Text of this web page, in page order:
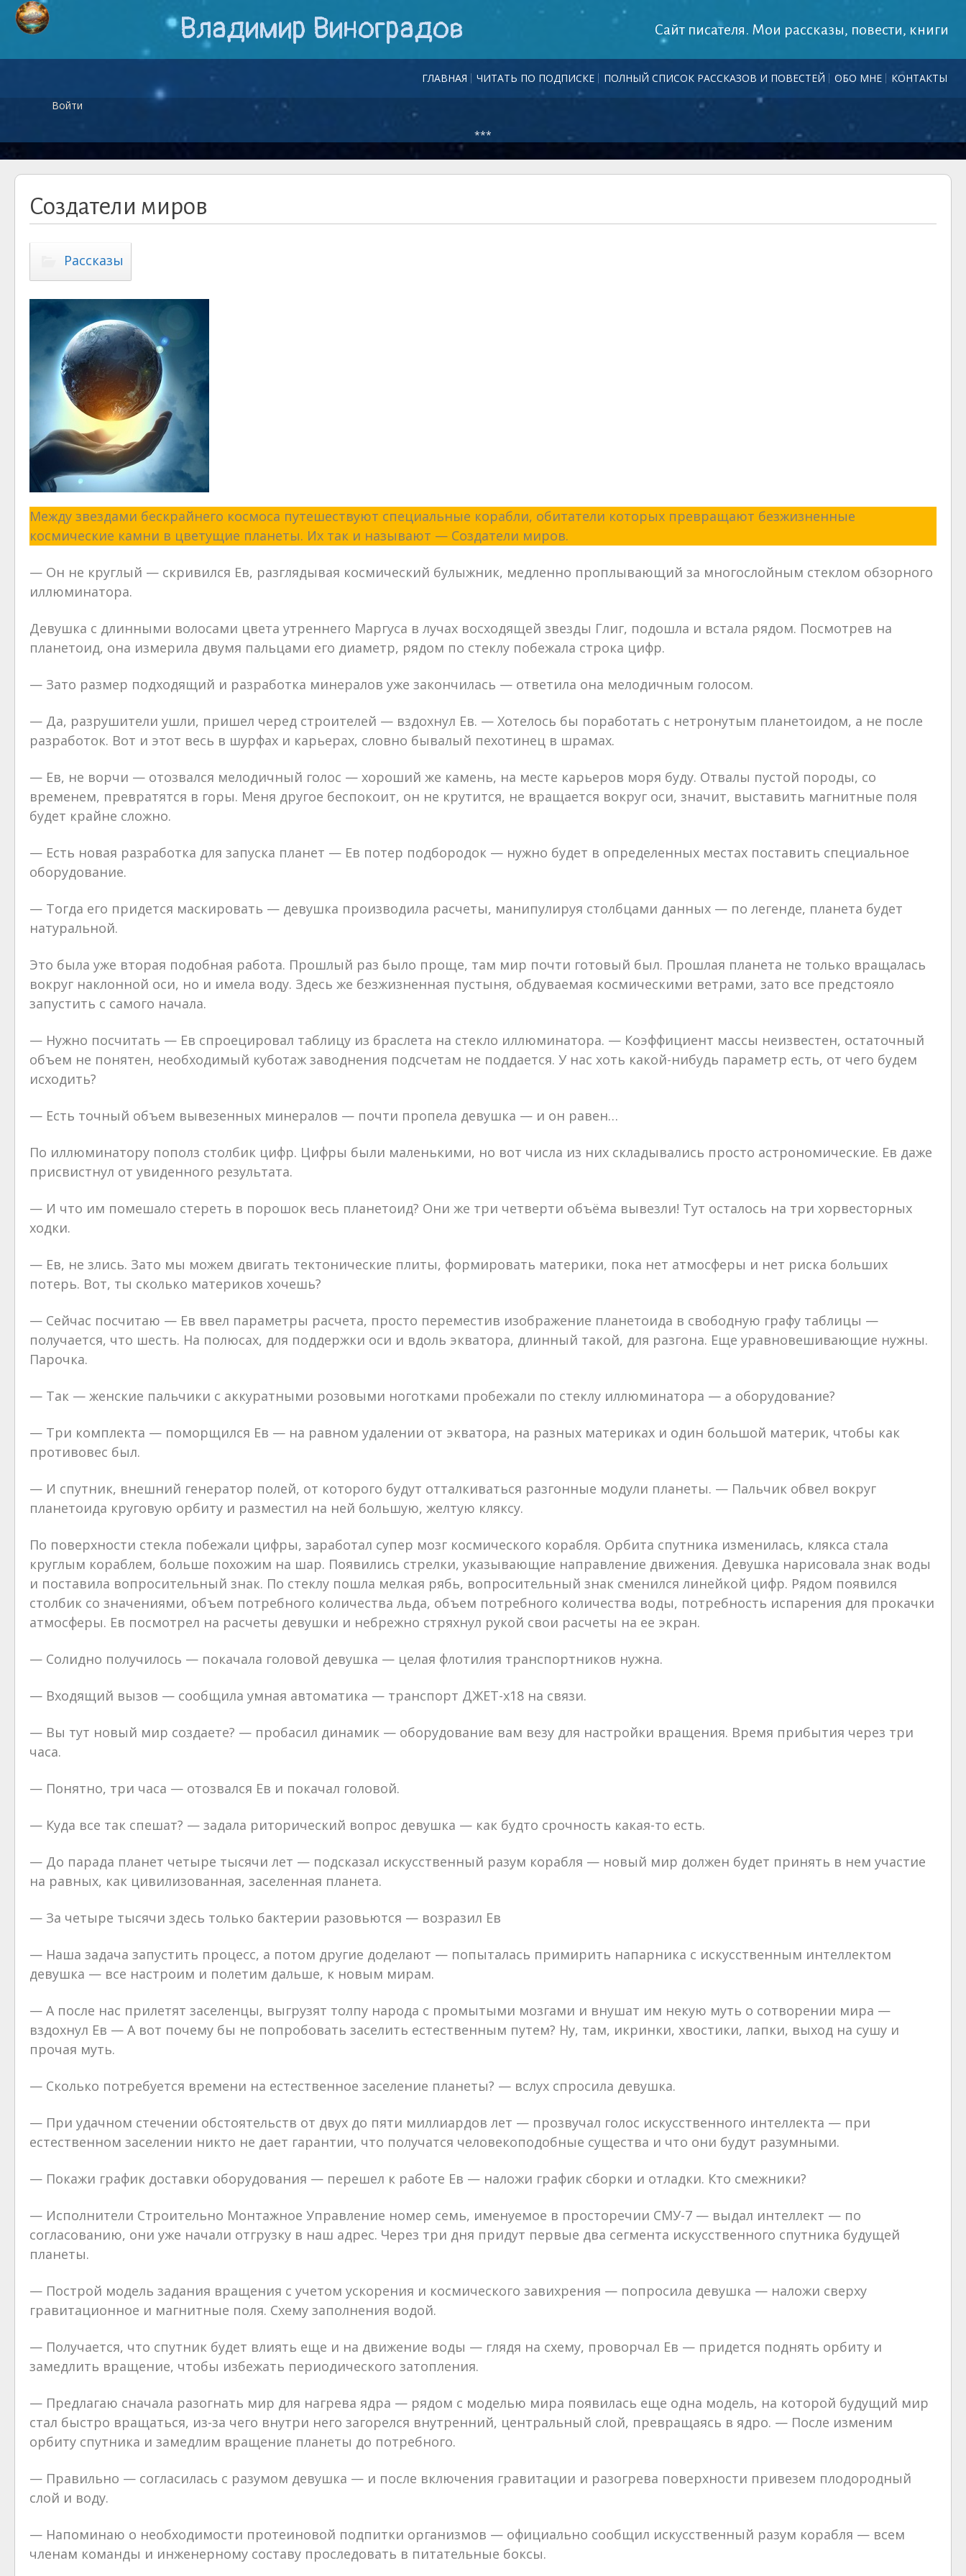
Владимир Виноградов Сайт писателя. Мои рассказы, повести, книги
ГЛАВНАЯ ЧИТАТЬ ПО ПОДПИСКЕ ПОЛНЫЙ СПИСОК РАССКАЗОВ И ПОВЕСТЕЙ ОБО МНЕ
КОНТАКТЫ
Войти
***
Создатели миров
Рассказы
Между звездами бескрайнего космоса путешествуют специальные корабли, обитатели которых превращают безжизненные
космические камни в цветущие планеты. Их так и называют — Создатели миров.
— Он не круглый — скривился Ев, разглядывая космический булыжник, медленно проплывающий за многослойным стеклом обзорного
иллюминатора.
Девушка с длинными волосами цвета утреннего Маргуса в лучах восходящей звезды Глиг, подошла и встала рядом. Посмотрев на
планетоид, она измерила двумя пальцами его диаметр, рядом по стеклу побежала строка цифр.
— Зато размер подходящий и разработка минералов уже закончилась — ответила она мелодичным голосом.
— Да, разрушители ушли, пришел черед строителей — вздохнул Ев. — Хотелось бы поработать с нетронутым планетоидом, а не после
разработок. Вот и этот весь в шурфах и карьерах, словно бывалый пехотинец в шрамах.
— Ев, не ворчи — отозвался мелодичный голос — хороший же камень, на месте карьеров моря буду. Отвалы пустой породы, со
временем, превратятся в горы. Меня другое беспокоит, он не крутится, не вращается вокруг оси, значит, выставить магнитные поля
будет крайне сложно.
— Есть новая разработка для запуска планет — Ев потер подбородок — нужно будет в определенных местах поставить специальное
оборудование.
— Тогда его придется маскировать — девушка производила расчеты, манипулируя столбцами данных — по легенде, планета будет
натуральной.
Это была уже вторая подобная работа. Прошлый раз было проще, там мир почти готовый был. Прошлая планета не только вращалась
вокруг наклонной оси, но и имела воду. Здесь же безжизненная пустыня, обдуваемая космическими ветрами, зато все предстояло
запустить с самого начала.
— Нужно посчитать — Ев спроецировал таблицу из браслета на стекло иллюминатора. — Коэффициент массы неизвестен, остаточный
объем не понятен, необходимый куботаж заводнения подсчетам не поддается. У нас хоть какой-нибудь параметр есть, от чего будем
исходить?
— Есть точный объем вывезенных минералов — почти пропела девушка — и он равен…
По иллюминатору пополз столбик цифр. Цифры были маленькими, но вот числа из них складывались просто астрономические. Ев даже
присвистнул от увиденного результата.
— И что им помешало стереть в порошок весь планетоид? Они же три четверти объёма вывезли! Тут осталось на три хорвесторных
ходки.
— Ев, не злись. Зато мы можем двигать тектонические плиты, формировать материки, пока нет атмосферы и нет риска больших
потерь. Вот, ты сколько материков хочешь?
— Сейчас посчитаю — Ев ввел параметры расчета, просто переместив изображение планетоида в свободную графу таблицы —
получается, что шесть. На полюсах, для поддержки оси и вдоль экватора, длинный такой, для разгона. Еще уравновешивающие нужны.
Парочка.
— Так — женские пальчики с аккуратными розовыми ноготками пробежали по стеклу иллюминатора — а оборудование?
— Три комплекта — поморщился Ев — на равном удалении от экватора, на разных материках и один большой материк, чтобы как
противовес был.
— И спутник, внешний генератор полей, от которого будут отталкиваться разгонные модули планеты. — Пальчик обвел вокруг
планетоида круговую орбиту и разместил на ней большую, желтую кляксу.
По поверхности стекла побежали цифры, заработал супер мозг космического корабля. Орбита спутника изменилась, клякса стала
круглым кораблем, больше похожим на шар. Появились стрелки, указывающие направление движения. Девушка нарисовала знак воды
и поставила вопросительный знак. По стеклу пошла мелкая рябь, вопросительный знак сменился линейкой цифр. Рядом появился
столбик со значениями, объем потребного количества льда, объем потребного количества воды, потребность испарения для прокачки
атмосферы. Ев посмотрел на расчеты девушки и небрежно стряхнул рукой свои расчеты на ее экран.
— Солидно получилось — покачала головой девушка — целая флотилия транспортников нужна.
— Входящий вызов — сообщила умная автоматика — транспорт ДЖЕТ-х18 на связи.
— Вы тут новый мир создаете? — пробасил динамик — оборудование вам везу для настройки вращения. Время прибытия через три
часа.
— Понятно, три часа — отозвался Ев и покачал головой.
— Куда все так спешат? — задала риторический вопрос девушка — как будто срочность какая-то есть.
— До парада планет четыре тысячи лет — подсказал искусственный разум корабля — новый мир должен будет принять в нем участие
на равных, как цивилизованная, заселенная планета.
— За четыре тысячи здесь только бактерии разовьются — возразил Ев
— Наша задача запустить процесс, а потом другие доделают — попыталась примирить напарника с искусственным интеллектом
девушка — все настроим и полетим дальше, к новым мирам.
— А после нас прилетят заселенцы, выгрузят толпу народа с промытыми мозгами и внушат им некую муть о сотворении мира —
вздохнул Ев — А вот почему бы не попробовать заселить естественным путем? Ну, там, икринки, хвостики, лапки, выход на сушу и
прочая муть.
— Сколько потребуется времени на естественное заселение планеты? — вслух спросила девушка.
— При удачном стечении обстоятельств от двух до пяти миллиардов лет — прозвучал голос искусственного интеллекта — при
естественном заселении никто не дает гарантии, что получатся человекоподобные существа и что они будут разумными.
— Покажи график доставки оборудования — перешел к работе Ев — наложи график сборки и отладки. Кто смежники?
— Исполнители Строительно Монтажное Управление номер семь, именуемое в просторечии СМУ-7 — выдал интеллект — по
согласованию, они уже начали отгрузку в наш адрес. Через три дня придут первые два сегмента искусственного спутника будущей
планеты.
— Построй модель задания вращения с учетом ускорения и космического завихрения — попросила девушка — наложи сверху
гравитационное и магнитные поля. Схему заполнения водой.
— Получается, что спутник будет влиять еще и на движение воды — глядя на схему, проворчал Ев — придется поднять орбиту и
замедлить вращение, чтобы избежать периодического затопления.
— Предлагаю сначала разогнать мир для нагрева ядра — рядом с моделью мира появилась еще одна модель, на которой будущий мир
стал быстро вращаться, из-за чего внутри него загорелся внутренний, центральный слой, превращаясь в ядро. — После изменим
орбиту спутника и замедлим вращение планеты до потребного.
— Правильно — согласилась с разумом девушка — и после включения гравитации и разогрева поверхности привезем плодородный
слой и воду.
— Напоминаю о необходимости протеиновой подпитки организмов — официально сообщил искусственный разум корабля — всем
членам команды и инженерному составу проследовать в питательные боксы.